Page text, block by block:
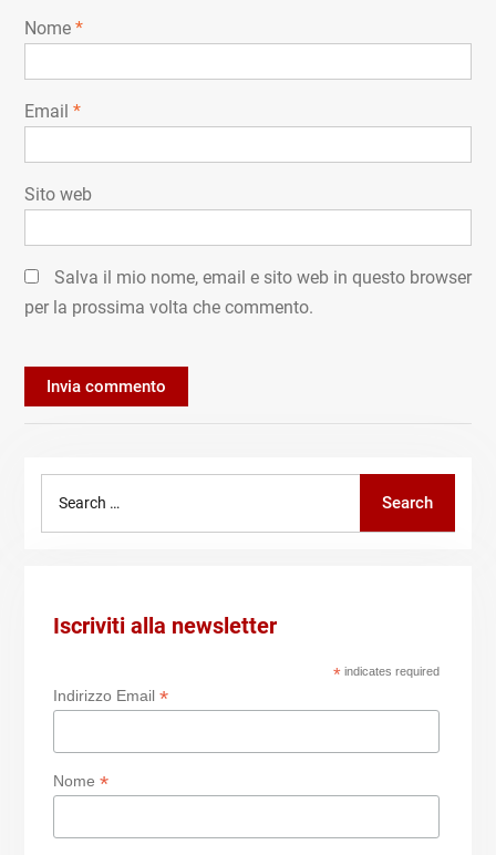
Nome *
Email *
Sito web
Salva il mio nome, email e sito web in questo browser
per la prossima volta che commento.
Search
Iscriviti alla newsletter
*indicates required
Indirizzo Email *
Nome *